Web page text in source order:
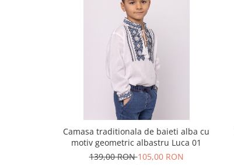
Camasa traditionala de baieti alba cu
motiv geometric albastru Luca 01
139,00 RON105,00 RON